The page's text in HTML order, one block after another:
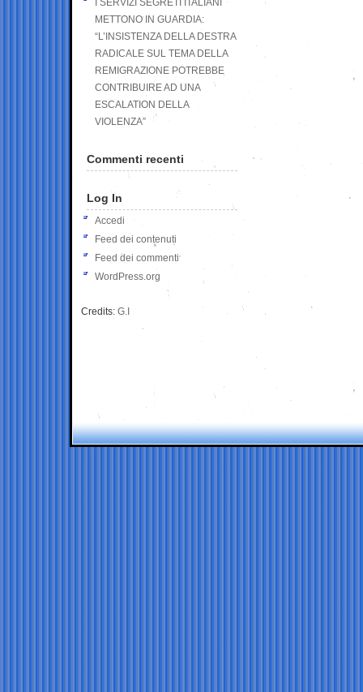
I SERVIZI SEGRETI ITALIANI
METTONO IN GUARDIA:
“L’INSISTENZA DELLA DESTRA
RADICALE SUL TEMA DELLA
REMIGRAZIONE POTREBBE
CONTRIBUIRE AD UNA
ESCALATION DELLA
VIOLENZA”
Commenti recenti
Log In
Accedi
Feed dei contenuti
Feed dei commenti
WordPress.org
Credits: G.I